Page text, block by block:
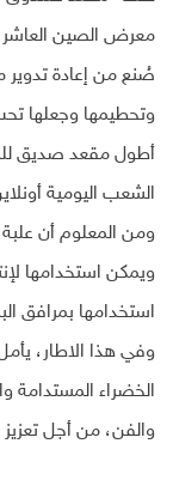
معرض الصين العاشر
وتحطيمها وجعلها
أطول مقعد صديق
الشعب اليومية
ومن المعلوم أن
ويمكن استخدامها
استخدامها بمرافق
وفي هذا الاطار،
الخضراء المستدامة
والفن، من أجل تعزيز